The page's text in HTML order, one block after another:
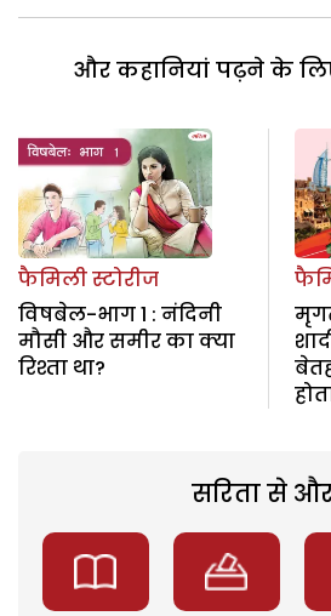
और कहानियां पढ़ने के
फैमिली स्टोरीज
विषबेल-भाग 1 : नंदिनी
मौसी और समीर का क्या
रिश्ता था?
सरिता से